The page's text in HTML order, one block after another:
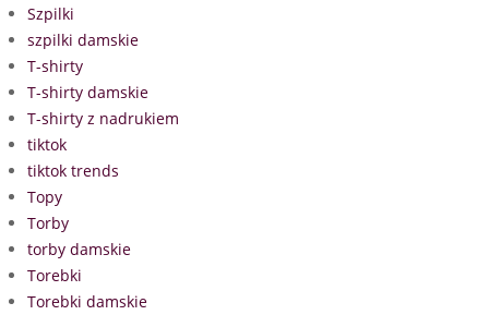
Szpilki
szpilki damskie
T-shirty
T-shirty damskie
T-shirty z nadrukiem
tiktok
tiktok trends
Topy
Torby
torby damskie
Torebki
Torebki damskie